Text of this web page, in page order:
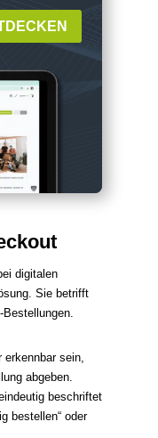
digitalen
Sie betrifft
sein,
abgeben.
beschriftet
bestellen“ oder